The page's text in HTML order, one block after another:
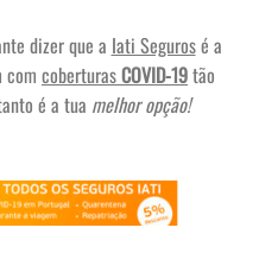
dizer que a Iati Segurosé a
com coberturasCOVID-19tão
é a tua melhor opção!